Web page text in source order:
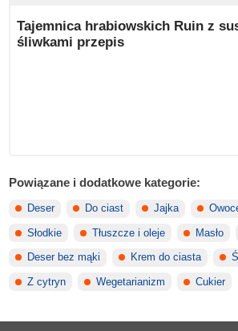
Tajemnica hrabiowskich Ruin z
śliwkami przepis
Powiązane i dodatkowe kategorie:
Deser Do ciast Jajka
Słodkie Tłuszcze i oleje Masło
Deser bez mąki Krem do ciasta
Z cytryn Wegetarianizm Cukier